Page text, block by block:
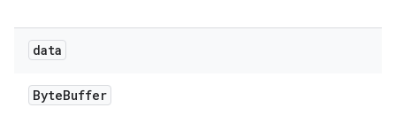
data
ByteBuffer